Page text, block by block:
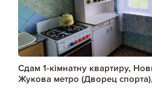
Сдам 1-кімнатну квартиру,
Жукова метро (Дворец